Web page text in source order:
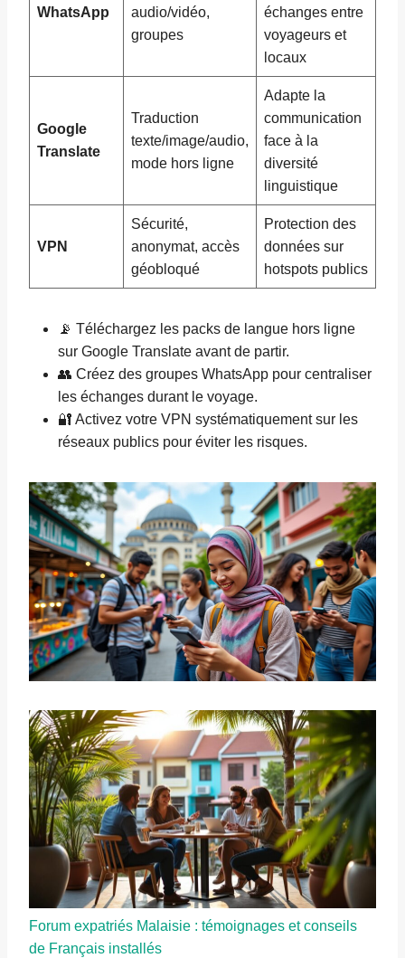
WhatsApp
audio/vidéo,
groupes
échanges entre
voyageurs et
locaux
Google
Translate
Traduction
texte/image/audio,
mode hors ligne
Adapte la
communication
face à la
diversité
linguistique
VPN
Sécurité,
anonymat, accès
géobloqué
Protection des
données sur
hotspots publics
📡 Téléchargez les packs de langue hors ligne
sur Google Translate avant de partir.
👥 Créez des groupes WhatsApp pour centraliser
les échanges durant le voyage.
🔐 Activez votre VPN systématiquement sur les
réseaux publics pour éviter les risques.
Forum expatriés Malaisie : témoignages et conseils
de Français installés